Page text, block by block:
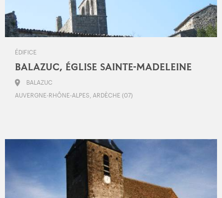
ÉDIFICE
BALAZUC, ÉGLISE SAINTE-MADELEINE
BALAZUC
AUVERGNE-RHÔNE-ALPES, ARDÈCHE (07)